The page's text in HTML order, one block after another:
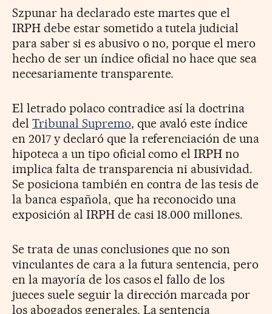
Szpunar ha declarado este martes que el
IRPH debe estar sometido a tutela judicial
para saber si es abusivo o no, porque el mero
hecho de ser un índice oficial no hace que sea
necesariamente transparente.
El letrado polaco contradice así la doctrina
del Tribunal Supremo, que avaló este índice
en 2017 y declaró que la referenciación de una
hipoteca a un tipo oficial como el IRPH no
implica falta de transparencia ni abusividad.
Se posiciona también en contra de las tesis de
la banca española, que ha reconocido una
exposición al IRPH de casi 18.000 millones.
Se trata de unas conclusiones que no son
vinculantes de cara a la futura sentencia, pero
en la mayoría de los casos el fallo de los
jueces suele seguir la dirección marcada por
los abogados generales. La sentencia